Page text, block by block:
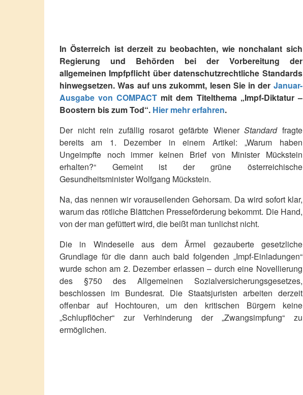
In Österreich ist derzeit zu beobachten, wie nonchalant sich
Regierung und Behörden bei der Vorbereitung der
allgemeinen Impfpflicht über datenschutzrechtliche Standards
hinwegsetzen. Was auf uns zukommt, lesen Sie in der Januar-
Ausgabe von COMPACT mit dem Titelthema „Impf-Diktatur –
Boostern bis zum Tod“. Hier mehr erfahren.
Der nicht rein zufällig rosarot gefärbte WienerStandard fragte
bereits am 1. Dezember in einem Artikel: „Warum haben
Ungeimpfte noch immer keinen Brief von Minister Mückstein
erhalten?“ Gemeint ist der grüne österreichische
Gesundheitsminister Wolfgang Mückstein.
Na, das nennen wir vorauseilenden Gehorsam. Da wird sofort klar,
warum das rötliche Blättchen Presseförderung bekommt. Die Hand,
von der man gefüttert wird, die beißt man tunlichst nicht.
Die in Windeseile aus dem Ärmel gezauberte gesetzliche
Grundlage für die dann auch bald folgenden „Impf-Einladungen“
wurde schon am 2. Dezember erlassen – durch eine Novellierung
des §750 des Allgemeinen Sozialversicherungsgesetzes,
beschlossen im Bundesrat. Die Staatsjuristen arbeiten derzeit
offenbar auf Hochtouren, um den kritischen Bürgern keine
„Schlupflöcher“ zur Verhinderung der „Zwangsimpfung“ zu
ermöglichen.